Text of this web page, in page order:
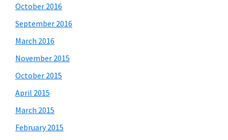
October 2016
September 2016
March 2016
November 2015
October 2015
April 2015
March 2015
February 2015